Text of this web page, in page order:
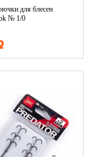
для блесен
№ 1/0